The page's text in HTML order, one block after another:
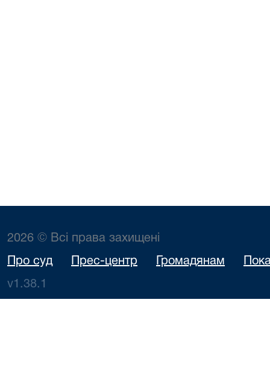
2026 © Всі права захищені
Про суд Прес-центр Громадянам
v1.38.1